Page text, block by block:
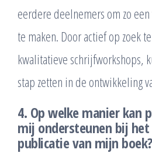
eerdere deelnemers om zo
te maken. Door actief op zoek
kwalitatieve schrijfworkshops,
stap zetten in de ontwikkeling
4. Op welke manier kan
mij ondersteunen bij
publicatie van mijn boek?